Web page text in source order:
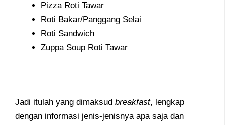
Pizza Roti Tawar
Roti Bakar/Panggang Selai
Roti Sandwich
Zuppa Soup Roti Tawar
Jadi itulah yang dimaksud breakfast, lengkap
dengan informasi jenis-jenisnya apa saja dan